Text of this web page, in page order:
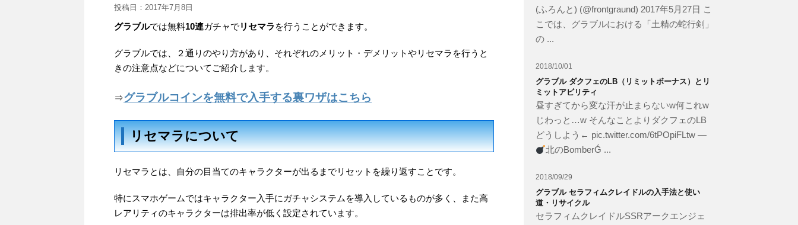
投稿日： 2017年7月8日
グラブルでは無料10連ガチャでリセマラを行うことができます。
グラブルでは、２通りのやり方があり、それぞれのメリット・デメリットやリセマラを行うと
きの注意点などについてご紹介します。
⇒グラブルコインを無料で入手する裏ワザはこちら
リセマラについて
リセマラとは、自分の目当てのキャラクターが出るまでリセットを繰り返すことです。
特にスマホゲームではキャラクター入手にガチャシステムを導入しているものが多く、また高
レアリティのキャラクターは排出率が低く設定されています。
(ふろんと) (@frontgraund) 2017年5月27日 こ
こでは、グラブルにおける「土精の蛇行剣」
の ...
2018/10/01
グラブル ダクフェのLB（リミットボーナス）とリ
ミットアビリティ
昼すぎてから変な汗が止まらないw何これw
じわっと…w そんなことよりダクフェのLB
どうしよう← pic.twitter.com/6tPOpiFLtw —
北のBomberǴ ...
2018/09/29
グラブル セラフィムクレイドルの入手法と使い
道・リサイクル
セラフィムクレイドルSSRアークエンジェ